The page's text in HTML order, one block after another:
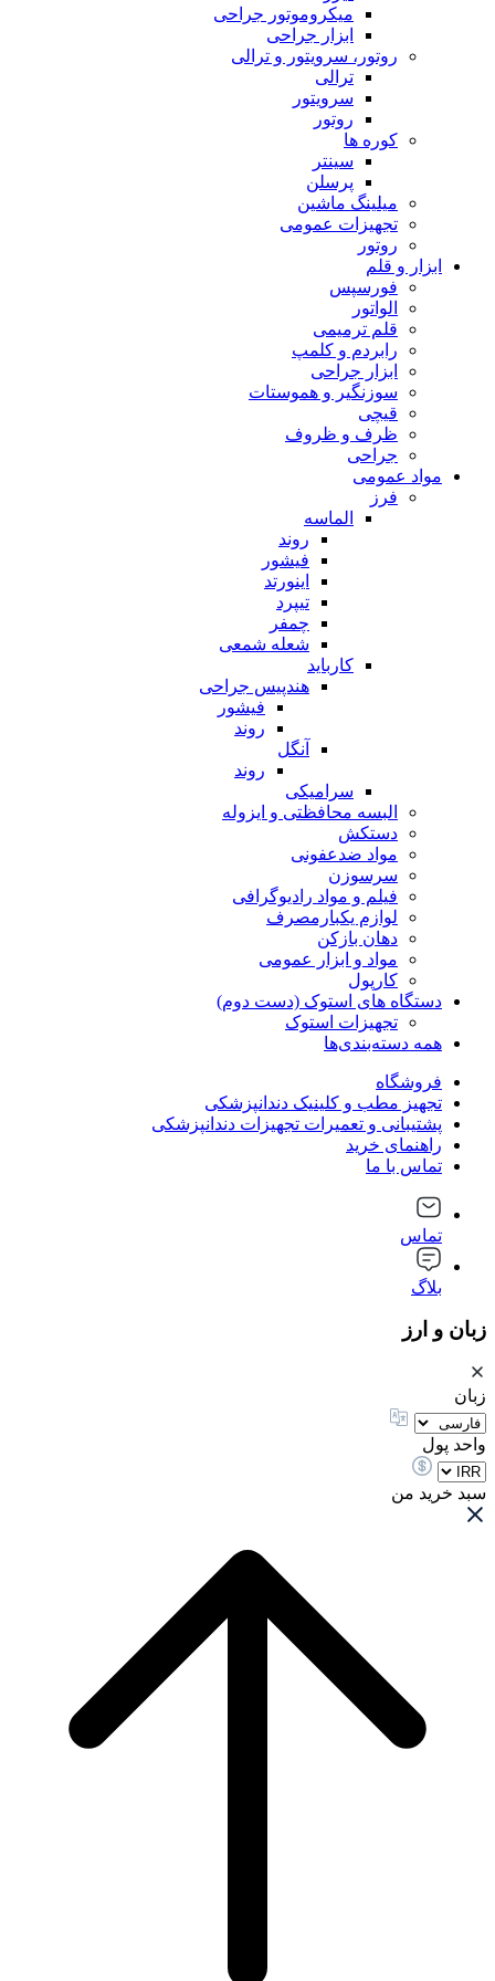
میکروموتور جراحی
ابزار جراحی
روتور، سرویتور و ترالی
ترالی
سرویتور
روتور
کوره ها
سینتر
پرسلن
میلینگ ماشین
تجهیزات عمومی
روتور
ابزار و قلم
فورسپس
الواتور
قلم ترمیمی
رابردم و کلمپ
ابزار جراحی
سوزنگیر و هموستات
قیچی
ظرف و ظروف
جراحی
مواد عمومی
فرز
الماسه
روند
فیشور
اینورتد
تیپرد
چمفر
شعله شمعی
کارباید
هندپیس جراحی
فیشور
روند
آنگل
روند
سرامیکی
البسه محافظتی و ایزوله
دستکش
مواد ضدعفونی
سرسوزن
فیلم و مواد رادیوگرافی
لوازم یکبارمصرف
دهان بازکن
مواد و ابزار عمومی
کارپول
دستگاه های استوک (دست دوم)
تجهیزات استوک
همه دسته‌بندی‌ها
فروشگاه
تجهیز مطب و کلینیک دندانپزشکی
پشتیبانی و تعمیرات تجهیزات دندانپزشکی
راهنمای خرید
تماس با ما
تماس
بلاگ
زبان و ارز
زبان
واحد پول
سبد خرید من